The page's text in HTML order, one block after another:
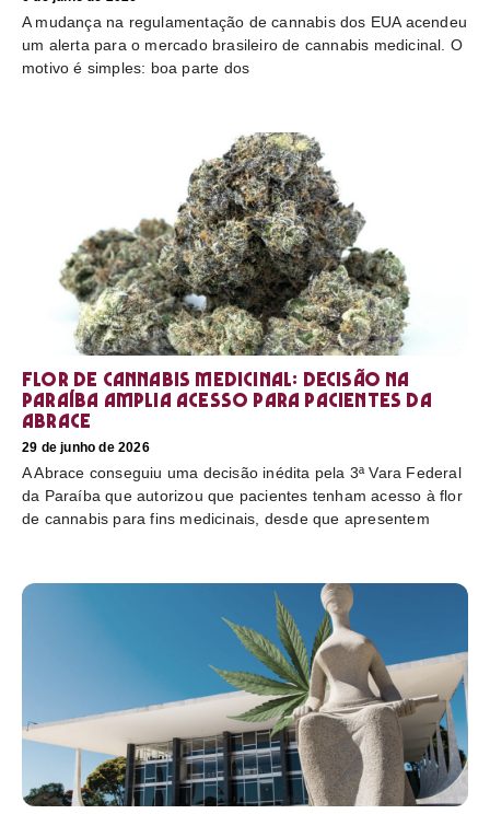
A mudança na regulamentação de cannabis dos EUA acendeu
um alerta para o mercado brasileiro de cannabis medicinal. O
motivo é simples: boa parte dos
Flor de cannabis medicinal: decisão na
Paraíba amplia acesso para pacientes da
Abrace
29 de junho de 2026
A Abrace conseguiu uma decisão inédita pela 3ª Vara Federal
da Paraíba que autorizou que pacientes tenham acesso à flor
de cannabis para fins medicinais, desde que apresentem